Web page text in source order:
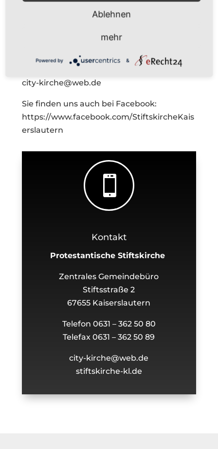
Theologe bietet für Groß und Klein, für
0631 – 36 50 60
city-kirche@web.de
Sie finden uns auch bei Facebook:
https://www.facebook.com/StiftskircheKais
erslautern

Kontakt
Protestantische Stiftskirche
Zentrales Gemeindebüro
Stiftsstraße 2
67655 Kaiserslautern
Telefon 0631 – 362 50 80
Telefax 0631 – 362 50 89
city-kirche@web.de
stiftskirche-kl.de
Ablehnen
mehr
Powered by &